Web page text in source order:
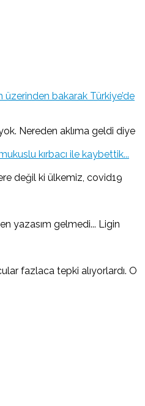
bakarak Türkiye’de
Nereden aklıma geldi diye
kırbacı ile kaybettik...
değil ki ülkemiz, covid19
yazasım gelmedi... Ligin
fazlaca tepki alıyorlardı. O